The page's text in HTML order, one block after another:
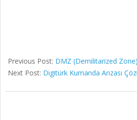
Previous Post: DMZ (Demilitarized
Next Post: Digitürk Kumanda Arızası